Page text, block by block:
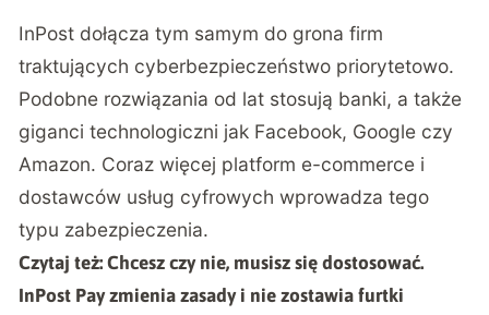
InPost dołącza tym samym do grona firm
traktujących cyberbezpieczeństwo priorytetowo.
Podobne rozwiązania od lat stosują banki, a także
giganci technologiczni jak Facebook, Google czy
Amazon. Coraz więcej platform e-commerce i
dostawców usług cyfrowych wprowadza tego
typu zabezpieczenia.
Czytaj też:Chcesz czy nie, musisz się dostosować.
InPost Pay zmienia zasady i nie zostawia furtki